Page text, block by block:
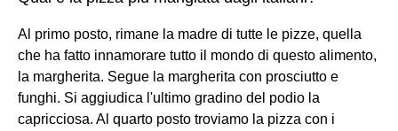
Al primo posto, rimane la madre di tutte le pizze, quella
che ha fatto innamorare tutto il mondo di questo alimento,
la margherita. Segue la margherita con prosciutto e
funghi. Si aggiudica l'ultimo gradino del podio la
capricciosa. Al quarto posto troviamo la pizza con i